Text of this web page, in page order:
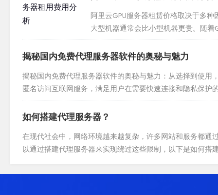
阿里云GPU服务器租赁价格取决于多
大型机器通常会比小型机器更贵。随
务器时，先了解自己的需求和预算，
揭秘国内免费代理服务器软件的奥秘与魅力
揭秘国内免费代理服务器软件的奥秘与魅力：从选择到使用
匿名访问互联网服务，满足用户在需要快速连接和隐私保
户，成为许多企业和社会组织的重要通信工具。在当今网络
如何搭建代理服务器？
在现代社会中，网络环境越来越复杂，许多网站和服务都
以通过搭建代理服务器来实现绕过这些限制，以下是如何